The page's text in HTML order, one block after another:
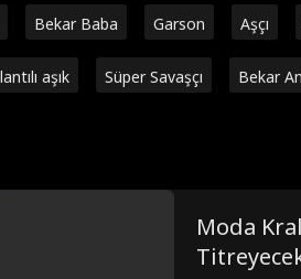
Bekar Baba Garson Aşçı
aşık Süper Savaşçı Bekar
Moda